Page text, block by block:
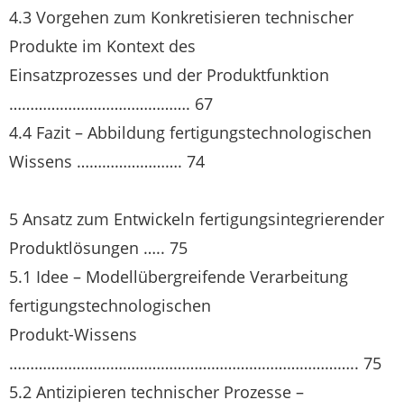
4.3 Vorgehen zum Konkretisieren technischer
Produkte im Kontext des
Einsatzprozesses und der Produktfunktion
……………………………………. 67
4.4 Fazit – Abbildung fertigungstechnologischen
Wissens ……………………. 74
5 Ansatz zum Entwickeln fertigungsintegrierender
Produktlösungen ….. 75
5.1 Idee – Modellübergreifende Verarbeitung
fertigungstechnologischen
Produkt-Wissens
……………………………………………………………………….. 75
5.2 Antizipieren technischer Prozesse –